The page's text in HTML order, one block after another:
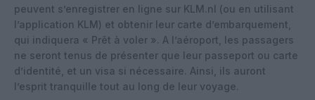
peuvent s’enregistrer en ligne sur KLM.nl (ou en utilisant
l’application KLM) et obtenir leur carte d’embarquement,
qui indiquera « Prêt à voler ». A l’aéroport, les passagers
ne seront tenus de présenter que leur passeport ou carte
d’identité, et un visa si nécessaire. Ainsi, ils auront
l’esprit tranquille tout au long de leur voyage.